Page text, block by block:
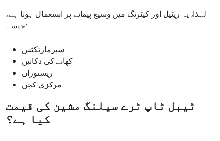
لہٰذا، یہ ریٹیل اور کیٹرنگ میں وسیع پیمانے پر استعمال ہوتا ہے،
جیسے:
سپرمارتکٹس
کھانے کی دکانیں
ریستوراں
مرکزی کچن
ٹیبل ٹاپ ٹرے سیلنگ مشین کی قیمت
کیا ہے؟